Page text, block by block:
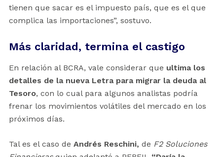
tienen que sacar es el impuesto país, que es el que
complica las importaciones”, sostuvo.
Más claridad, termina el castigo
En relación al BCRA, vale considerar que ultima los
detalles de la nueva Letra para migrar la deuda al
Tesoro, con lo cual para algunos analistas podría
frenar los movimientos volátiles del mercado en los
próximos días.
Tal es el caso de Andrés Reschini, de F2 Soluciones